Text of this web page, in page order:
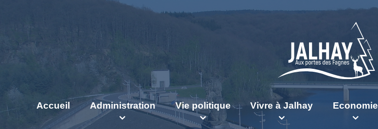
Accueil Administration Vie politique Vivre à Jalhay Economie